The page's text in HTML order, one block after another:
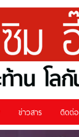
ข่าวสาร ติดต่อ